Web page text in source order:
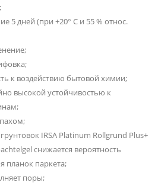
5 дней (при +20° С и 55 % относ.
к воздействию бытовой химии;
высокой устойчивостью к
IRSA Platinum Rollgrund Plus+
снижается вероятность
планок паркета;
поры;